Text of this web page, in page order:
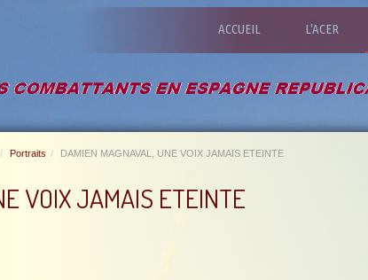
ACCUEIL L'ACER
Portraits DAMIEN MAGNAVAL, UNE VOIX JAMAIS ETEINTE
VOIX JAMAIS ETEINTE